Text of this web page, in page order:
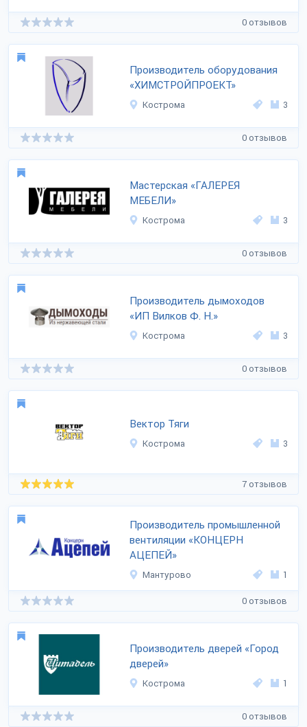
0 отзывов
Производитель оборудования
«ХИМСТРОЙПРОЕКТ»
Кострома 3
0 отзывов
Мастерская «ГАЛЕРЕЯ
МЕБЕЛИ»
Кострома 3
0 отзывов
Производитель дымоходов
«ИП Вилков Ф. Н.»
Кострома 3
0 отзывов
Вектор Тяги
Кострома 3
7 отзывов
Производитель промышленной
вентиляции «КОНЦЕРН
АЦЕПЕЙ»
Мантурово 1
0 отзывов
Производитель дверей «Город
дверей»
Кострома 1
0 отзывов